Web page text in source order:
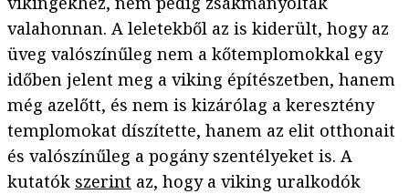
valahonnan. A leletekből az is kiderült, hogy az
üveg valószínűleg nem a kőtemplomokkal egy
időben jelent meg a viking építészetben, hanem
még azelőtt, és nem is kizárólag a keresztény
templomokat díszítette, hanem az elit otthonait
és valószínűleg a pogány szentélyeket is. A
kutatók szerint az, hogy a viking uralkodók